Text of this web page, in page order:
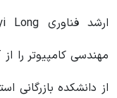
از دانشکده بازرگانی